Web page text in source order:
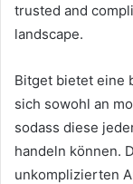
trusted and
landscape.
Bitget bietet eine
sich sowohl an
sodass diese
handeln können.
unkomplizierten